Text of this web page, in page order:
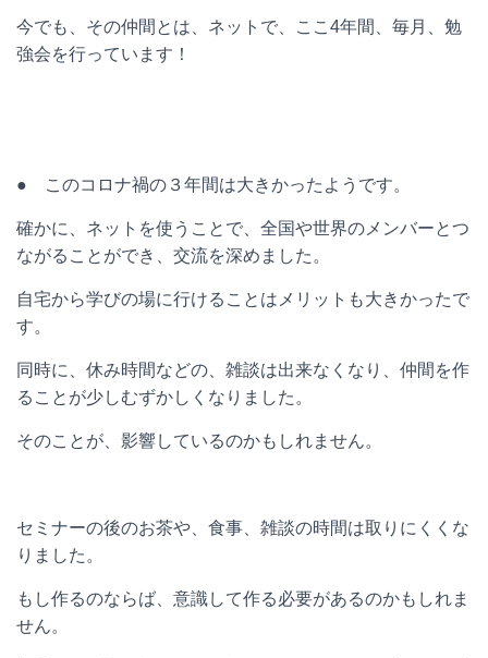
今でも、その仲間とは、ネットで、ここ 4年間、毎月、勉
強会を行っています！
● このコロナ禍の３年間は大きかったようです。
確かに、ネットを使うことで、全国や世界のメンバーとつ
ながることができ、交流を深めました。
自宅から学びの場に行けることはメリットも大きかったで
す。
同時に、休み時間などの、雑談は出来なくなり、仲間を作
ることが少しむずかしくなりました。
そのことが、影響しているのかもしれません。
セミナーの後のお茶や、食事、雑談の時間は取りにくくな
りました。
もし作るのならば、意識して作る必要があるのかもしれま
せん。